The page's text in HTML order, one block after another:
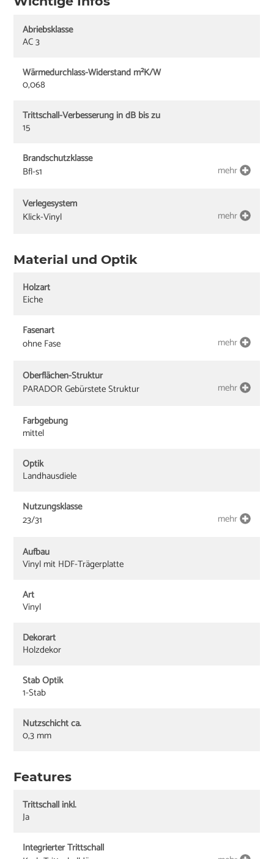
Abriebsklasse
AC 3
Wärmedurchlass-Widerstand m²K/W
0,068
Trittschall-Verbesserung in dB bis zu
15
Brandschutzklasse
Bfl-s1
mehr
Verlegesystem
Klick-Vinyl
mehr
Material und Optik
Holzart
Eiche
Fasenart
ohne Fase
mehr
Oberflächen-Struktur
PARADOR Gebürstete Struktur
mehr
Farbgebung
mittel
Optik
Landhausdiele
Nutzungsklasse
23/31
mehr
Aufbau
Vinyl mit HDF-Trägerplatte
Art
Vinyl
Dekorart
Holzdekor
Stab Optik
1-Stab
Nutzschicht ca.
0,3 mm
Features
Trittschall inkl.
Ja
Integrierter Trittschall